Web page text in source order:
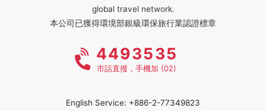
global travel network.
本公司已獲得環境部銀級環保旅行業認證標章
4493535
市話直撥，手機加 (02)
English Service: +886-2-77349823